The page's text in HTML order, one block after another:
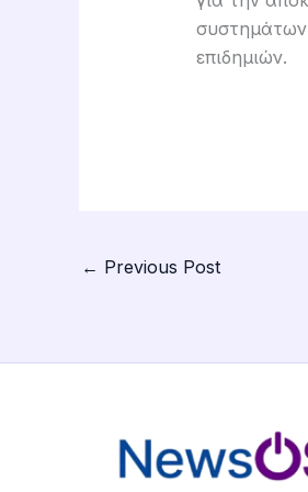
συστημάτων
επιδημιών.
← Previous Post